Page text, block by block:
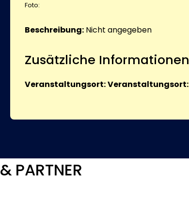
Foto:
Beschreibung: Nicht angegeben
Zusätzliche Informationen
Veranstaltungsort:Veranstaltungsort:
PARTNER